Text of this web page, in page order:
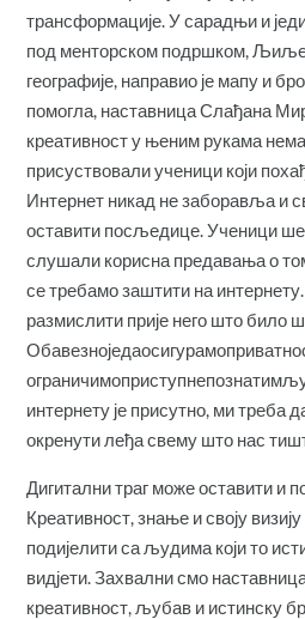
трансформације. У сарадњи и
под менторском подршком, Љиље
географије, направио је мапу и
помогла, наставница Слађана
креативност у њеним рукама
присуствовали ученици који
Интернет никад не заборавља и
оставити посљедице. Ученици
слушали корисна предавања о
се требамо заштити на
размислити прије него што било
интернету је присутно, ми треба
окренути леђа свему што нас
Дигитални траг може оставити и
Креативност, знање и своју
подијелити са људима који то
видјети. Захвални смо
креативност, љубав и истинску